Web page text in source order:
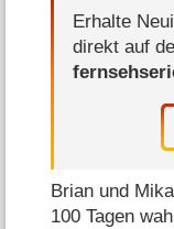
Erhalte
direkt auf
Brian und
100 Tagen